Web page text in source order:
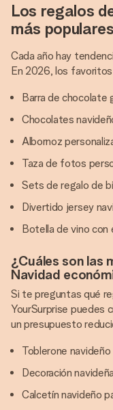
Los regalos
más
Cada año hay
En 2026, los
Barra de chocolate
Chocolates
Albornoz
Taza de fotos
Sets de regalo de
Divertido jersey
Botella de vino
¿Cuáles son las
Navidad
Si te preguntas qué
YourSurprise puedes
un presupuesto
Toblerone navideño
Decoración
Calcetín navideño